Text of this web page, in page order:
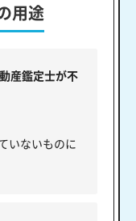
用途
産鑑定士が不
いないものに